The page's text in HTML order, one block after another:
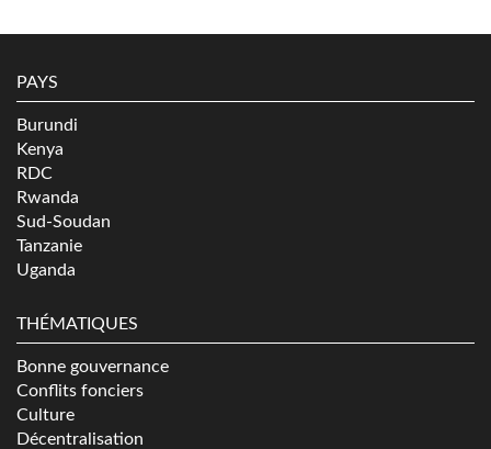
PAYS
Burundi
Kenya
RDC
Rwanda
Sud-Soudan
Tanzanie
Uganda
THÉMATIQUES
Bonne gouvernance
Conflits fonciers
Culture
Décentralisation